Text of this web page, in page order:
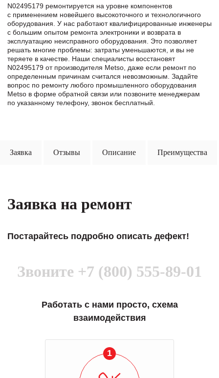
N02495179 ремонтируется на уровне компонентов
с применением новейшего высокоточного и технологичного
оборудования. У нас работают квалифицированные инженеры
с большим опытом ремонта электроники и возврата в
эксплуатацию неисправного оборудования. Это позволяет
решать многие проблемы: затраты уменьшаются, и вы не
теряете в качестве. Наши специалисты восстановят
N02495179 от производителя Metso, даже если ремонт по
определенным причинам считался невозможным. Задайте
вопрос по ремонту любого промышленного оборудования
Metso в формe обратной связи или позвоните менеджерам
по указанному телефону, звонок бесплатный.
Заявка Отзывы Описание Преимущества
Заявка на ремонт
Постарайтесь подробно описать дефект!
Звоните +7 (800) 555-89-01
Работать с нами просто, схема
взаимодействия
1